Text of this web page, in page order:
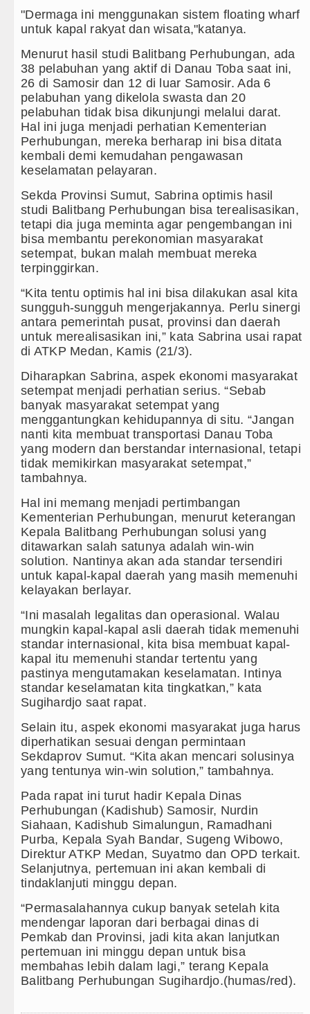
"Dermaga ini menggunakan sistem floating wharf
untuk kapal rakyat dan wisata,"katanya.
Menurut hasil studi Balitbang Perhubungan, ada
38 pelabuhan yang aktif di Danau Toba saat ini,
26 di Samosir dan 12 di luar Samosir. Ada 6
pelabuhan yang dikelola swasta dan 20
pelabuhan tidak bisa dikunjungi melalui darat.
Hal ini juga menjadi perhatian Kementerian
Perhubungan, mereka berharap ini bisa ditata
kembali demi kemudahan pengawasan
keselamatan pelayaran.
Sekda Provinsi Sumut, Sabrina optimis hasil
studi Balitbang Perhubungan bisa terealisasikan,
tetapi dia juga meminta agar pengembangan ini
bisa membantu perekonomian masyarakat
setempat, bukan malah membuat mereka
terpinggirkan.
“Kita tentu optimis hal ini bisa dilakukan asal kita
sungguh-sungguh mengerjakannya. Perlu sinergi
antara pemerintah pusat, provinsi dan daerah
untuk merealisasikan ini,” kata Sabrina usai rapat
di ATKP Medan, Kamis (21/3).
Diharapkan Sabrina, aspek ekonomi masyarakat
setempat menjadi perhatian serius. “Sebab
banyak masyarakat setempat yang
menggantungkan kehidupannya di situ. “Jangan
nanti kita membuat transportasi Danau Toba
yang modern dan berstandar internasional, tetapi
tidak memikirkan masyarakat setempat,”
tambahnya.
Hal ini memang menjadi pertimbangan
Kementerian Perhubungan, menurut keterangan
Kepala Balitbang Perhubungan solusi yang
ditawarkan salah satunya adalah win-win
solution. Nantinya akan ada standar tersendiri
untuk kapal-kapal daerah yang masih memenuhi
kelayakan berlayar.
“Ini masalah legalitas dan operasional. Walau
mungkin kapal-kapal asli daerah tidak memenuhi
standar internasional, kita bisa membuat kapal-
kapal itu memenuhi standar tertentu yang
pastinya mengutamakan keselamatan. Intinya
standar keselamatan kita tingkatkan,” kata
Sugihardjo saat rapat.
Selain itu, aspek ekonomi masyarakat juga harus
diperhatikan sesuai dengan permintaan
Sekdaprov Sumut. “Kita akan mencari solusinya
yang tentunya win-win solution,” tambahnya.
Pada rapat ini turut hadir Kepala Dinas
Perhubungan (Kadishub) Samosir, Nurdin
Siahaan, Kadishub Simalungun, Ramadhani
Purba, Kepala Syah Bandar, Sugeng Wibowo,
Direktur ATKP Medan, Suyatmo dan OPD terkait.
Selanjutnya, pertemuan ini akan kembali di
tindaklanjuti minggu depan.
“Permasalahannya cukup banyak setelah kita
mendengar laporan dari berbagai dinas di
Pemkab dan Provinsi, jadi kita akan lanjutkan
pertemuan ini minggu depan untuk bisa
membahas lebih dalam lagi,” terang Kepala
Balitbang Perhubungan Sugihardjo.(humas/red).